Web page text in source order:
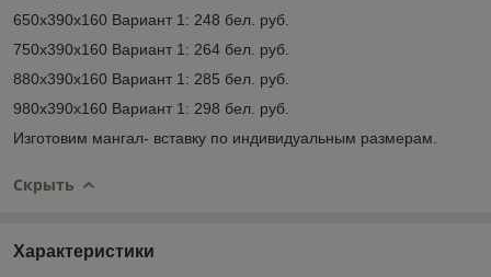
650х390х160 Вариант 1: 248 бел. руб.
750х390х160 Вариант 1: 264 бел. руб.
880х390х160 Вариант 1: 285 бел. руб.
980х390х160 Вариант 1: 298 бел. руб.
Изготовим мангал- вставку по индивидуальным размерам.
Скрыть
Характеристики